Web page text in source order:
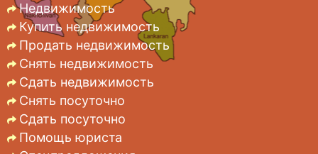
Недвижимость
Купить недвижимость
Продать недвижимость
Снять недвижимость
Сдать недвижимость
Снять посуточно
Сдать посуточно
Помощь юриста